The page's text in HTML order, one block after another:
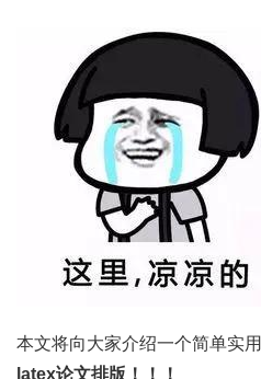
本文将向大家介绍一个简单实
latex论文排版！！！